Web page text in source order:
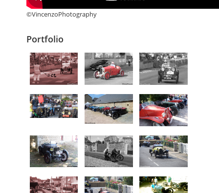
©VincenzoPhotography
Portfolio